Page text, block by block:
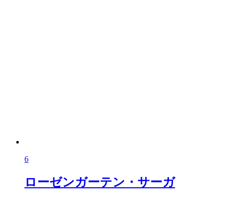
6
ローゼンガーテン・サーガ